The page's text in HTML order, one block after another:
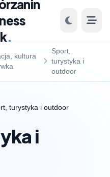
.
kultura
Sport,
turystyka i
outdoor
turystyka i outdoor
i